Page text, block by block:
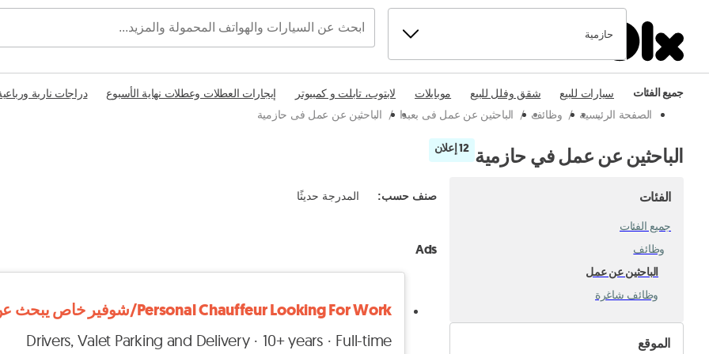
حازمية
جميع الفئات سيارات للبيع شقق وفلل للبيع موبايلات لابتوب، تابلت و كمبيوتر إيجارات العطلات وعطلات نهاية الأسبوع
دراجات نارية
الصفحة الرئيسية / وظائف / الباحثين عن عمل فى بعبدا / الباحثين عن عمل فى حازمية
الباحثين عن عمل في حازمية 12 إعلان
الفئات
جميع الفئات
وظائف
الباحثين عن عمل
وظائف شاغرة
الموقع
صنف حسب: المدرجة حديثًا
Ads
Personal Chauffeur Looking For Work/شوفير خاص يبحث عن عمل
Drivers, Valet Parking and Delivery 10+ years Full-time